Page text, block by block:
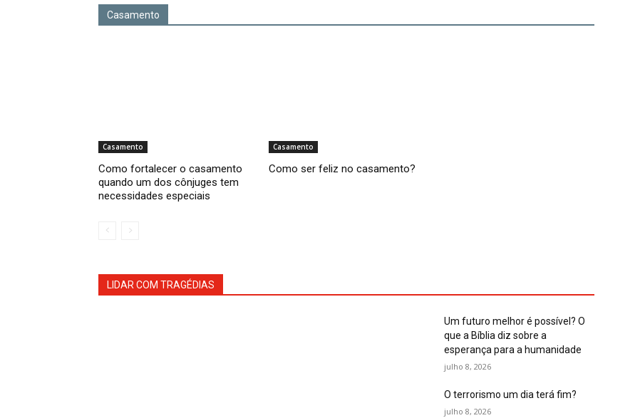
Casamento
Casamento
Como fortalecer o casamento
quando um dos cônjuges tem
necessidades especiais
Casamento
Como ser feliz no casamento?
LIDAR COM TRAGÉDIAS
Um futuro melhor é possível? O
que a Bíblia diz sobre a
esperança para a humanidade
julho 8, 2026
O terrorismo um dia terá fim?
julho 8, 2026